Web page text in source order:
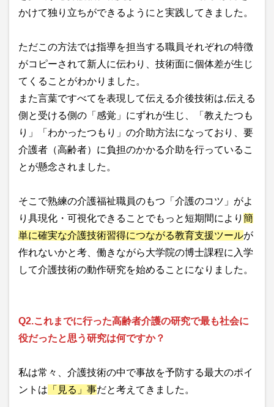
かけて独り立ちができるようにと実践してきました。
ただこの方法では指導を担当する職員それぞれの特徴
がコピーされて新人に伝わり、技術面に個体差が生じ
てくることがわかりました。
また言葉ですべてを表現して伝える介後技術は,伝える
側と受ける側の「感覚」にずれが生じ、「教えたつも
り」「わかったつもり」の介助方法になっており、要
介護者（高齢者）に負担のかかる介助を行っているこ
とが懸念されました。
そこで熟練の介護福祉職員のもつ「介護のコツ」がよ
り具現化・可視化できることでもっと短期間により 簡
単に確実な介護技術習得につながる教育支援ツールが
作れないかと考、働きながら大学院の博士課程に入学
して介護技術の動作研究を始めることになりました。
Q2.これまでに行った高齢者介護の研究で最も社会に
役だったと思う研究は何ですか？
私は常々、介護技術の中で事故を予防する最大のポイ
ントは 「見る」事だと考えてきました。